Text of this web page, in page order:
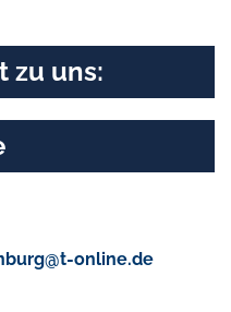
zu uns:
online.de